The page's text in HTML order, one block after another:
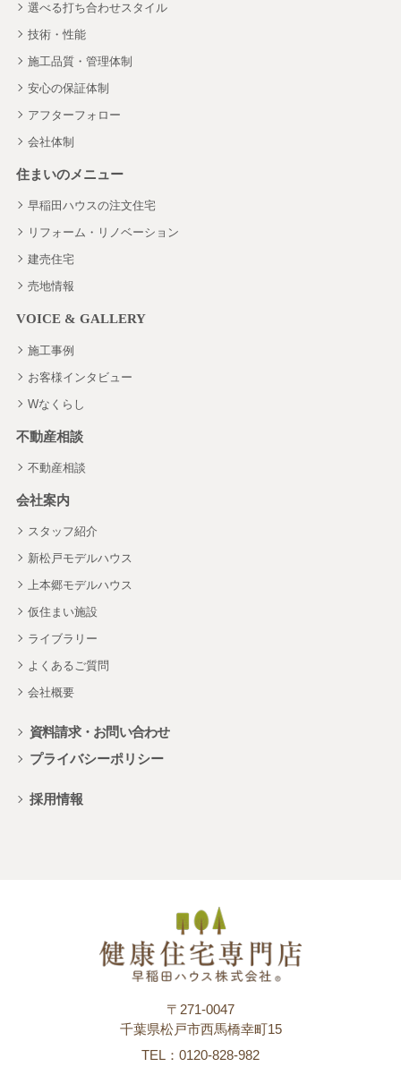
選べる打ち合わせスタイル
技術・性能
施工品質・管理体制
安心の保証体制
アフターフォロー
会社体制
住まいのメニュー
早稲田ハウスの注文住宅
リフォーム・リノベーション
建売住宅
売地情報
VOICE & GALLERY
施工事例
お客様インタビュー
Wなくらし
不動産相談
不動産相談
会社案内
スタッフ紹介
新松戸モデルハウス
上本郷モデルハウス
仮住まい施設
ライブラリー
よくあるご質問
会社概要
資料請求・お問い合わせ
プライバシーポリシー
採用情報
〒271-0047
千葉県松戸市西馬橋幸町15
TEL：0120-828-982